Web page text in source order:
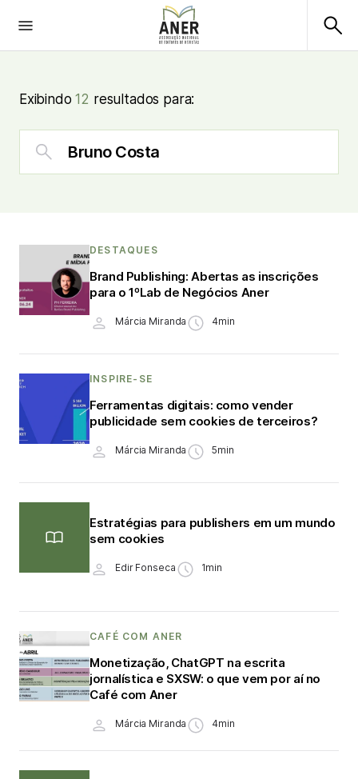
Exibindo12 resultados para:
DESTAQUES
Brand Publishing: Abertas as inscrições
para o 1ºLab de Negócios Aner
Márcia Miranda 4min
INSPIRE-SE
Ferramentas digitais: como vender
publicidade sem cookies de terceiros?
Márcia Miranda 5min
Estratégias para publishers em um mundo
sem cookies
Edir Fonseca 1min
CAFÉ COM ANER
Monetização, ChatGPT na escrita
jornalística e SXSW: o que vem por aí no
Café com Aner
Márcia Miranda 4min